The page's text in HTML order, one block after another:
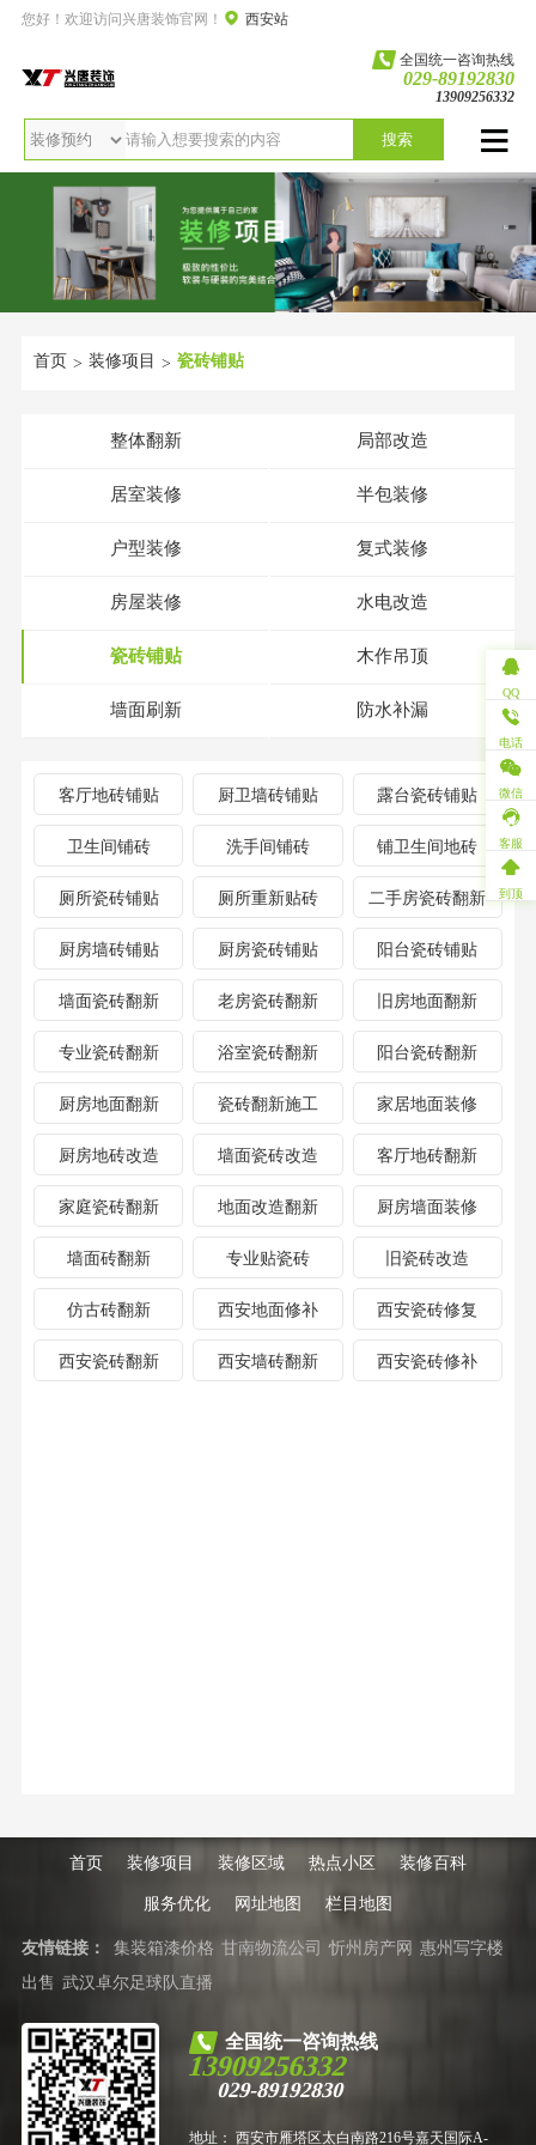
您好！欢迎访问兴唐装饰官网！ 西安站
全国统一咨询热线
029-89192830
13909256332
搜索
首页 > 装修项目 > 瓷砖铺贴
整体翻新 局部改造
居室装修 半包装修
户型装修 复式装修
房屋装修 水电改造
瓷砖铺贴 木作吊顶
墙面刷新 防水补漏
客厅地砖铺贴 厨卫墙砖铺贴 露台瓷砖铺贴
卫生间铺砖 洗手间铺砖 铺卫生间地砖
厕所瓷砖铺贴 厕所重新贴砖 二手房瓷砖翻新
厨房墙砖铺贴 厨房瓷砖铺贴 阳台瓷砖铺贴
墙面瓷砖翻新 老房瓷砖翻新 旧房地面翻新
专业瓷砖翻新 浴室瓷砖翻新 阳台瓷砖翻新
厨房地面翻新 瓷砖翻新施工 家居地面装修
厨房地砖改造 墙面瓷砖改造 客厅地砖翻新
家庭瓷砖翻新 地面改造翻新 厨房墙面装修
墙面砖翻新 专业贴瓷砖 旧瓷砖改造
仿古砖翻新 西安地面修补 西安瓷砖修复
西安瓷砖翻新 西安墙砖翻新 西安瓷砖修补
首页 装修项目 装修区域 热点小区 装修百科
服务优化 网址地图 栏目地图
友情链接： 集装箱漆价格 甘南物流公司 忻州房产网 惠州写字楼
出售 武汉卓尔足球队直播
全国统一咨询热线
13909256332
029-89192830
地址： 西安市雁塔区太白南路216号嘉天国际A-
QQ
电话
微信
客服
到顶